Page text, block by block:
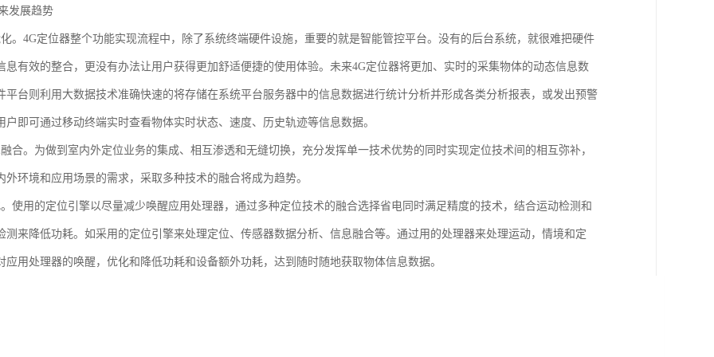
发展趋势
。4G定位器整个功能实现流程中，除了系统终端硬件设施，重要的就是智能管控平台。没有的后台系统，就很难把硬件
息有效的整合，更没有办法让用户获得更加舒适便捷的使用体验。未来4G定位器将更加、实时的采集物体的动态信息数
平台则利用大数据技术准确快速的将存储在系统平台服务器中的信息数据进行统计分析并形成各类分析报表，或发出预警
户即可通过移动终端实时查看物体实时状态、速度、历史轨迹等信息数据。
合。为做到室内外定位业务的集成、相互渗透和无缝切换，充分发挥单一技术优势的同时实现定位技术间的相互弥补，
外环境和应用场景的需求，采取多种技术的融合将成为趋势。
使用的定位引擎以尽量减少唤醒应用处理器，通过多种定位技术的融合选择省电同时满足精度的技术，结合运动检测和
测来降低功耗。如采用的定位引擎来处理定位、传感器数据分析、信息融合等。通过用的处理器来处理运动，情境和定
应用处理器的唤醒，优化和降低功耗和设备额外功耗，达到随时随地获取物体信息数据。